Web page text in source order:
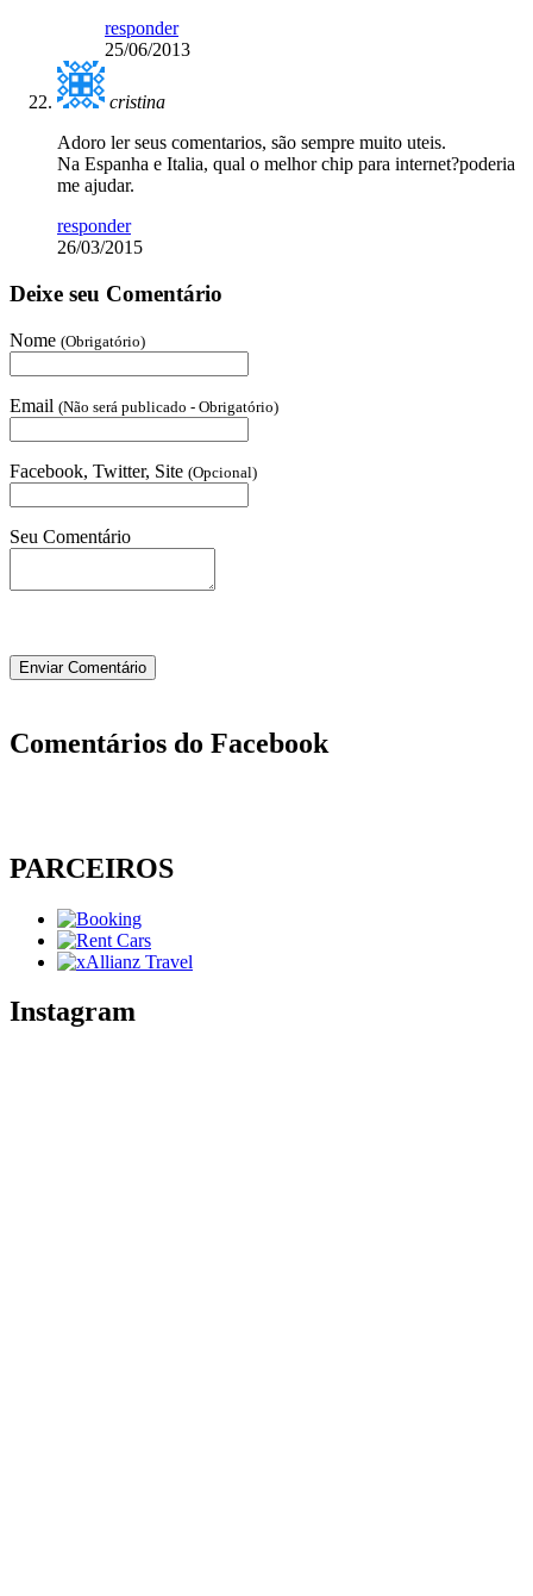
responder
25/06/2013
cristina
Adoro ler seus comentarios, são sempre muito uteis.
Na Espanha e Italia, qual o melhor chip para internet?poderia
me ajudar.
responder
26/03/2015
Deixe seu Comentário
Nome (Obrigatório)
Email (Não será publicado - Obrigatório)
Facebook, Twitter, Site (Opcional)
Seu Comentário
Comentários do Facebook
PARCEIROS
Instagram